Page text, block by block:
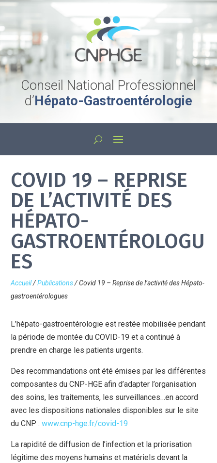
Conseil National Professionnel
d’Hépato-Gastroentérologie
COVID 19 – REPRISE
DE L’ACTIVITÉ DES
HÉPATO-
GASTROENTÉROLOGU
ES
Accueil/Publications/Covid 19 – Reprise de l’activité des Hépato-
gastroentérologues
L’hépato-gastroentérologie est restée mobilisée pendant
la période de montée du COVID-19 et a continué à
prendre en charge les patients urgents.
Des recommandations ont été émises par les différentes
composantes du CNP-HGE afin d’adapter l’organisation
des soins, les traitements, les surveillances…en accord
avec les dispositions nationales disponibles sur le site
du CNP :www.cnp-hge.fr/covid-19
La rapidité de diffusion de l’infection et la priorisation
légitime des moyens humains et matériels devant la